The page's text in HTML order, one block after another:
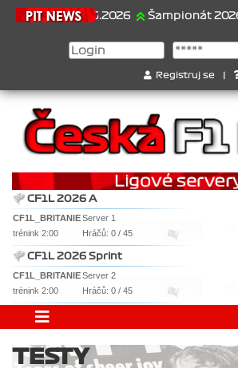
21.6.2026 Šampionát 2026/
Registruj se
CF1L 2026 A
CF1L_BRITANIEServer 1
trénink 2:00
Hráčů: 0 / 45
CF1L 2026 Sprint
CF1L_BRITANIEServer 2
trénink 2:00
Hráčů: 0 / 45
TESTY